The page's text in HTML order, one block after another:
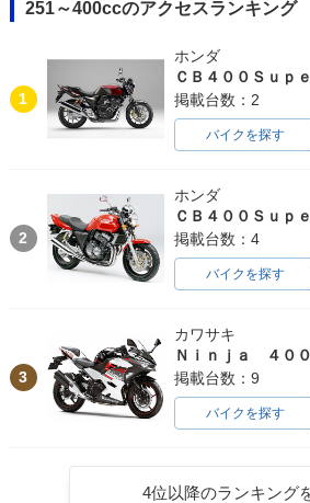
251～400ccのアクセスランキング
1
ホンダ
掲載台数：2
バイクを探す
2
ホンダ
ＣＢ４００Ｓｕｐ
掲載台数：4
バイクを探す
3
カワサキ
Ｎｉｎｊａ ４００
掲載台数：9
バイクを探す
4位以降のランキング